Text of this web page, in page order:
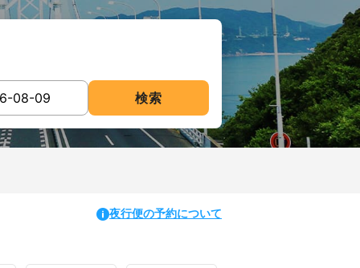
検索
夜行便の予約について